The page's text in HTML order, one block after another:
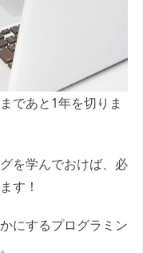
であと1年を切りま
を学んでおけば、必
す！
にするプログラミン